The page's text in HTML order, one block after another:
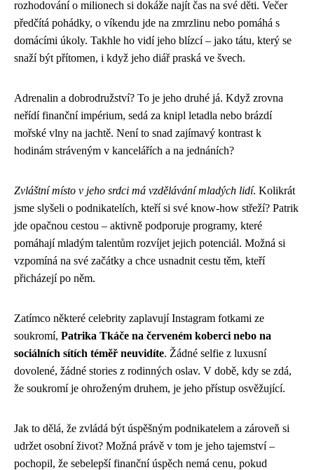
rozhodování o milionech si dokáže najít čas na své děti. Večer
předčítá pohádky, o víkendu jde na zmrzlinu nebo pomáhá s
domácími úkoly. Takhle ho vidí jeho blízcí – jako tátu, který se
snaží být přítomen, i když jeho diář praská ve švech.
Adrenalin a dobrodružství? To je jeho druhé já. Když zrovna
neřídí finanční impérium, sedá za knipl letadla nebo brázdí
mořské vlny na jachtě. Není to snad zajímavý kontrast k
hodinám stráveným v kancelářích a na jednáních?
Zvláštní místo v jeho srdci má vzdělávání mladých lidí. Kolikrát
jsme slyšeli o podnikatelích, kteří si své know-how střeží? Patrik
jde opačnou cestou – aktivně podporuje programy, které
pomáhají mladým talentům rozvíjet jejich potenciál. Možná si
vzpomíná na své začátky a chce usnadnit cestu těm, kteří
přicházejí po něm.
Zatímco některé celebrity zaplavují Instagram fotkami ze
soukromí, Patrika Tkáče na červeném koberci nebo na
sociálních sítích téměř neuvidíte. Žádné selfie z luxusní
dovolené, žádné stories z rodinných oslav. V době, kdy se zdá,
že soukromí je ohroženým druhem, je jeho přístup osvěžující.
Jak to dělá, že zvládá být úspěšným podnikatelem a zároveň si
udržet osobní život? Možná právě v tom je jeho tajemství –
pochopil, že sebelepší finanční úspěch nemá cenu, pokud